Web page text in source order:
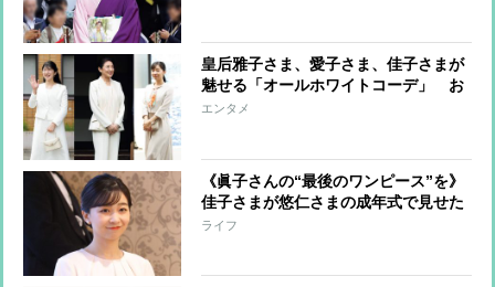
皇后雅子さま、愛子さま、佳子さまが
魅せる「オールホワイトコーデ」 お
しゃれに着こなすコツに注目
エンタメ
《眞子さんの“最後のワンピース”を》
佳子さまが悠仁さまの成年式で見せた
「お姉さまとともに」の思い
ライフ